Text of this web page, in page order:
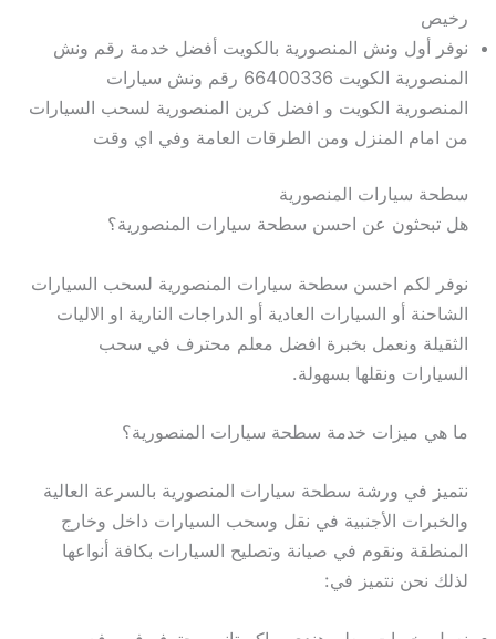
رخيص
نوفر أول ونش المنصورية بالكويت أفضل خدمة رقم ونش
المنصورية الكويت 66400336 رقم ونش سيارات
المنصورية الكويت و افضل كرين المنصورية لسحب السيارات
من امام المنزل ومن الطرقات العامة وفي اي وقت
سطحة سيارات المنصورية
هل تبحثون عن احسن سطحة سيارات المنصورية؟
نوفر لكم احسن سطحة سيارات المنصورية لسحب السيارات
الشاحنة أو السيارات العادية أو الدراجات النارية او الاليات
الثقيلة ونعمل بخبرة افضل معلم محترف في سحب
السيارات ونقلها بسهولة.
ما هي ميزات خدمة سطحة سيارات المنصورية؟
نتميز في ورشة سطحة سيارات المنصورية بالسرعة العالية
والخبرات الأجنبية في نقل وسحب السيارات داخل وخارج
المنطقة ونقوم في صيانة وتصليح السيارات بكافة أنواعها
لذلك نحن نتميز في: